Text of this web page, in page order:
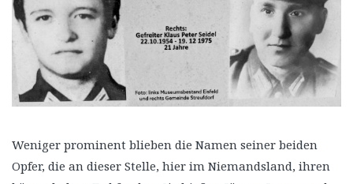
Weniger prominent blieben die Namen seiner beiden
Opfer, die an dieser Stelle, hier im Niemandsland, ihren